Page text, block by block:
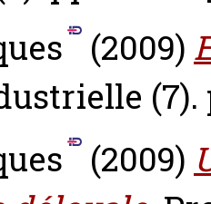
(2009)
(7).
(2009)